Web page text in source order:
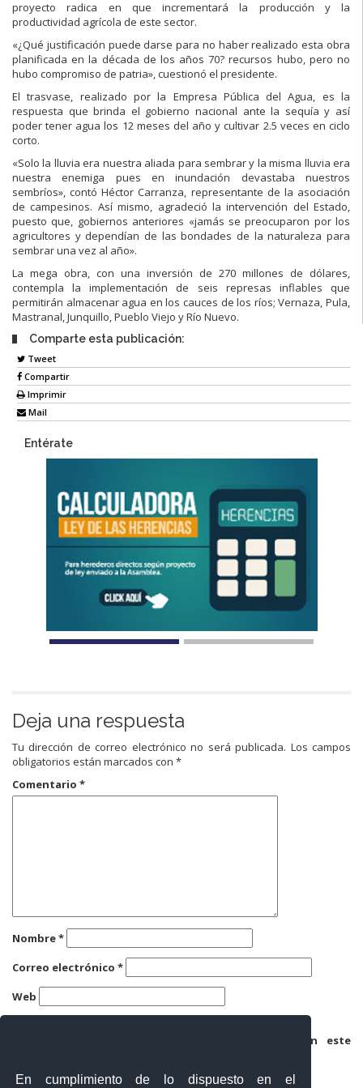
En cumplimiento de lo dispuesto en el
proyecto radica en que incrementará la producción y la
productividad agrícola de este sector.
«¿Qué justificación puede darse para no haber realizado esta obra
planificada en la década de los años 70? recursos hubo, pero no
hubo compromiso de patria», cuestionó el presidente.
El trasvase, realizado por la Empresa Pública del Agua, es la
respuesta que brinda el gobierno nacional ante la sequía y así
poder tener agua los 12 meses del año y cultivar 2.5 veces en ciclo
corto.
«Solo la lluvia era nuestra aliada para sembrar y la misma lluvia era
nuestra enemiga pues en inundación devastaba nuestros
sembríos», contó Héctor Carranza, representante de la asociación
de campesinos. Así mismo, agradeció la intervención del Estado,
puesto que, gobiernos anteriores «jamás se preocuparon por los
agricultores y dependían de las bondades de la naturaleza para
sembrar una vez al año».
La mega obra, con una inversión de 270 millones de dólares,
contempla la implementación de seis represas inflables que
permitirán almacenar agua en los cauces de los ríos; Vernaza, Pula,
Mastranal, Junquillo, Pueblo Viejo y Río Nuevo.
Comparte esta publicación:
Tweet
Compartir
Imprimir
Mail
Entérate
Deja una respuesta
Tu dirección de correo electrónico no será publicada. Los campos
obligatorios están marcados con *
Comentario *
Nombre*
Correo electrónico *
Web
Guarda mi nombre, correo electrónico y web en este